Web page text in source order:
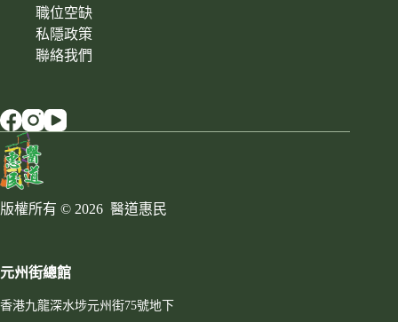
職位空缺
私隱政策
聯絡我們
版權所有 © 2026 醫道惠民
元州街總館
香港九龍深水埗元州街75號地下